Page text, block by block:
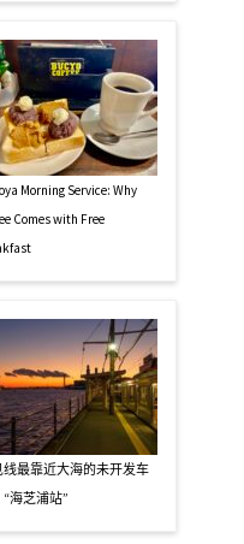
Morning Service: Why
Comes with Free
线最靠近大海的未开发车
海芝浦站”